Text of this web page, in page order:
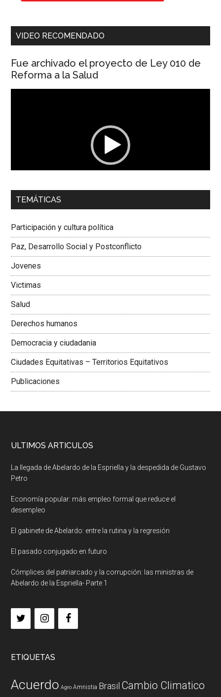
VIDEO RECOMENDADO
Fue archivado el proyecto de Ley 010 de
Reforma a la Salud
00:00 01:04
Dra. Carolina Corcho Mejía,Presidenta Corporación
Colombiana
TEMÁTICAS
Participación y cultura política
Paz, Desarrollo Social y Postconflicto
Jovenes
Victimas
Salud
Derechos humanos
Democracia y ciudadania
Ciudades Equitativas – Territorios Equitativos
Publicaciones
ULTIMOS ARTICULOS
La llegada de Abelardo de la Espriella y la despedida de Gustavo
Petro
Economía popular: más empleo formal que reduce el
desempleo
El gabinete de Abelardo: entre la rutina y la regresión
El pasado conjugado en futuro
Cómplices del patriarcado y la corrupción: las ministras de
Abelardo de la Espriella- Parte 1
ETIQUETAS
Acuerdo Agro Amnistia Brasil Cambio Climatico